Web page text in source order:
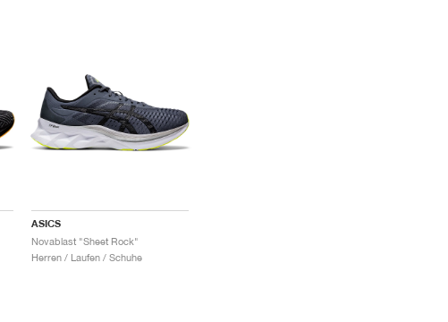
ASICS
Novablast "Sheet Rock"
Herren / Laufen / Schuhe